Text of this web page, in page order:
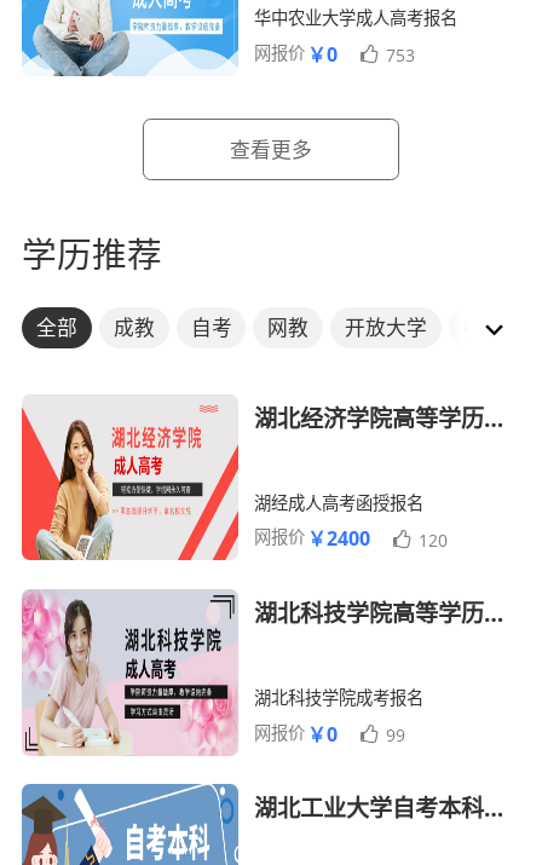
华中农业大学成人高考报名
网报价 ￥0 753
查看更多
学历推荐
全部 成教 自考 网教 开放大学 在职考
湖北经济学院高等学历继续教育招生简章
湖经成人高考函授报名
网报价 ￥2400 120
湖北科技学院高等学历继续教育招生简章
湖北科技学院成考报名
网报价 ￥0 99
湖北工业大学自考本科会计专业